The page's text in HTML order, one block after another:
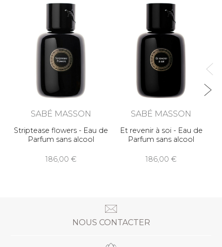
SABÉ MASSON
Striptease flowers - Eau de
Parfum sans alcool
186,00
SABÉ MASSON
Et revenir à soi - Eau de
Parfum sans alcool
186,00
NOUS CONTACTER